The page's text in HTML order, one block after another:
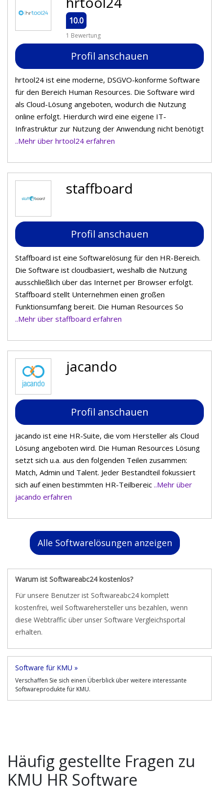
10.0
1 Bewertung
Profil anschauen
hrtool24 ist eine moderne, DSGVO-konforme Software
für den Bereich Human Resources. Die Software wird
als Cloud-Lösung angeboten, wodurch die Nutzung
online erfolgt. Hierdurch wird eine eigene IT-
Infrastruktur zur Nutzung der Anwendung nicht benötigt
..Mehr über hrtool24 erfahren
staffboard
Profil anschauen
Staffboard ist eine Softwarelösung für den HR-Bereich.
Die Software ist cloudbasiert, weshalb die Nutzung
ausschließlich über das Internet per Browser erfolgt.
Staffboard stellt Unternehmen einen großen
Funktionsumfang bereit. Die Human Resources So
..Mehr über staffboard erfahren
jacando
Profil anschauen
jacando ist eine HR-Suite, die vom Hersteller als Cloud
Lösung angeboten wird. Die Human Resources Lösung
setzt sich u.a. aus den folgenden Teilen zusammen:
Match, Admin und Talent. Jeder Bestandteil fokussiert
sich auf einen bestimmten HR-Teilbereic ..Mehr über
jacando erfahren
Alle Softwarelösungen anzeigen
Warum ist Softwareabc24 kostenlos?
Für unsere Benutzer ist Softwareabc24 komplett
kostenfrei, weil Softwarehersteller uns bezahlen, wenn
diese Webtraffic über unser Software Vergleichsportal
erhalten.
Software für KMU »
Verschaffen Sie sich einen Überblick über weitere interessante
Softwareprodukte für KMU.
Häufig gestellte Fragen zu
KMU HR Software